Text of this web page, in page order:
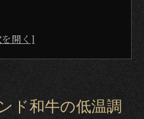
ディナーの至福ポイン
ド和牛の低温調